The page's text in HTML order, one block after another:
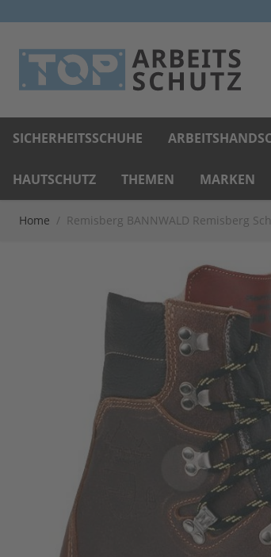
SICHERHEITSSCHUHE
HAUTSCHUTZ THEMEN MARKEN
Home / Remisberg BANNWALD Remisberg